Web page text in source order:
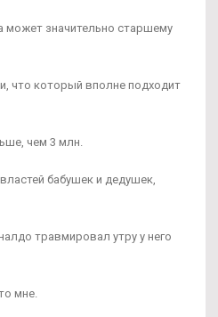
может значительно старшему
что который вполне подходит
чем 3 млн.
бабушек и дедушек,
травмировал утру у него
мне.